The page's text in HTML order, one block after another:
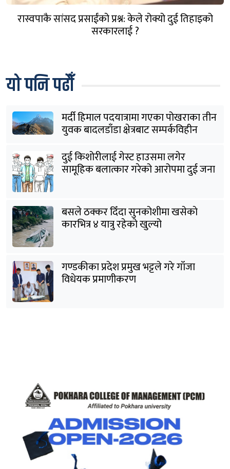
रास्वपाकै सांसद प्रसाईंको प्रश्न: केले रोक्यो दुई तिहाइको
सरकारलाई ?
यो पनि पढौँ
मर्दी हिमाल पदयात्रामा गएका पोखराका तीन
युवक बादलडाँडा क्षेत्रबाट सम्पर्कविहीन
दुई किशोरीलाई गेस्ट हाउसमा लगेर
सामूहिक बलात्कार गरेको आरोपमा दुई जना
पक्राउ
बसले ठक्कर दिँदा सुनकोशीमा खसेकाे
कारभित्र ४ यात्रु रहेको खुल्यो
गण्डकीका प्रदेश प्रमुख भट्टले गरे गाँजा
विधेयक प्रमाणीकरण